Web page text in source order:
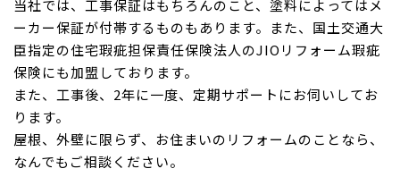
当社では、工事保証はもちろんのこと、塗料によってはメ
ーカー保証が付帯するものもあります。また、国土交通大
臣指定の住宅瑕疵担保責任保険法人のJIOリフォーム瑕疵
保険にも加盟しております。
また、工事後、2年に一度、定期サポートにお伺いしてお
ります。
屋根、外壁に限らず、お住まいのリフォームのことなら、
なんでもご相談ください。